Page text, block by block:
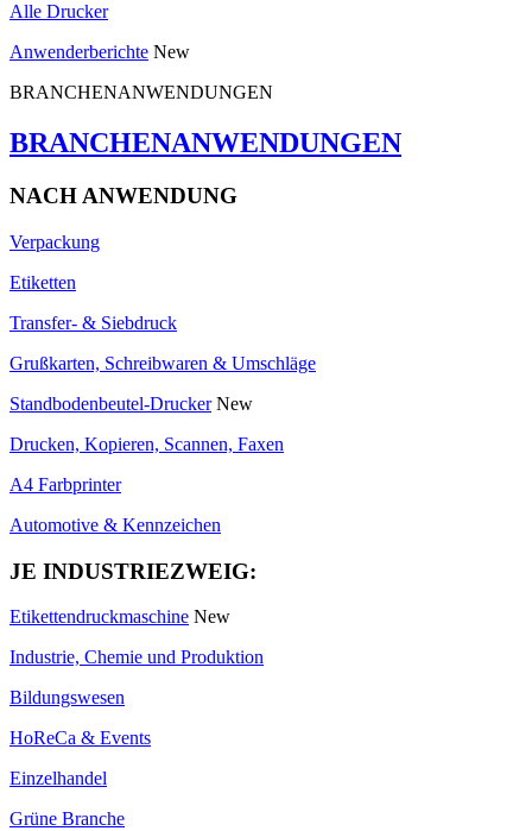
Alle Drucker
Anwenderberichte New
BRANCHENANWENDUNGEN
BRANCHENANWENDUNGEN
NACH ANWENDUNG
Verpackung
Etiketten
Transfer- & Siebdruck
Grußkarten, Schreibwaren & Umschläge
Standbodenbeutel-Drucker New
Drucken, Kopieren, Scannen, Faxen
A4 Farbprinter
Automotive & Kennzeichen
JE INDUSTRIEZWEIG:
Etikettendruckmaschine New
Industrie, Chemie und Produktion
Bildungswesen
HoReCa & Events
Einzelhandel
Grüne Branche